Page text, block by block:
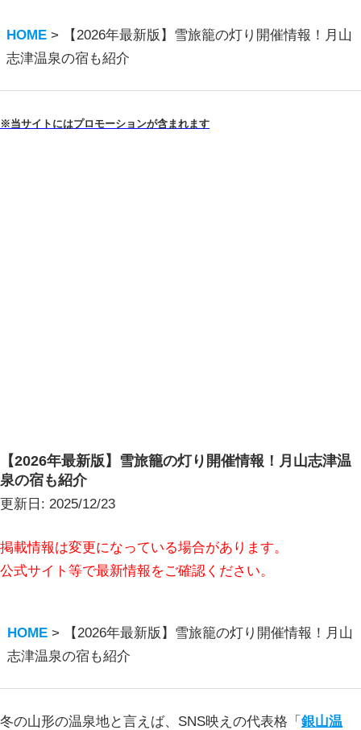
HOME >
【2026年最新版】雪旅籠の灯り開催情報！月山
志津温泉の宿も紹介
※当サイトにはプロモーションが含まれます
【2026年最新版】雪旅籠の灯り開催情報！月山志津温
泉の宿も紹介
更新日: 2025/12/23
掲載情報は変更になっている場合があります。
公式サイト等で最新情報をご確認ください。
HOME>
【2026年最新版】雪旅籠の灯り開催情報！月山
志津温泉の宿も紹介
冬の山形の温泉地と言えば、SNS映えの代表格「 銀山温